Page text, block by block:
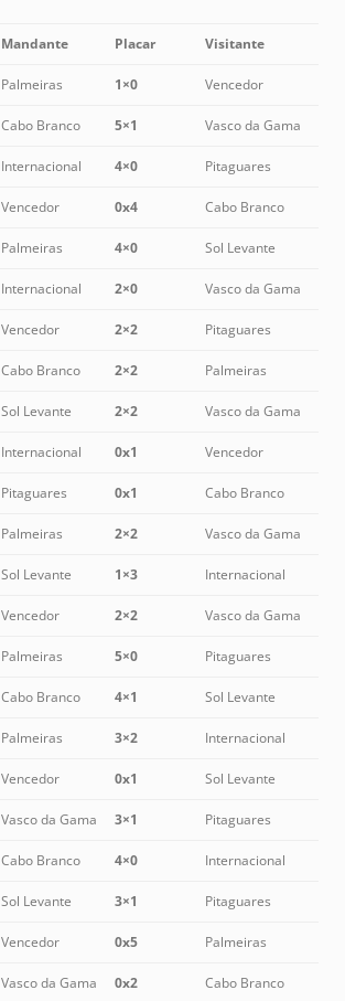
Mandante Placar Visitante
Palmeiras 1×0 Vencedor
Cabo Branco 5×1 Vasco da Gama
Internacional 4×0 Pitaguares
Vencedor 0x4 Cabo Branco
Palmeiras 4×0 Sol Levante
Internacional 2×0 Vasco da Gama
Vencedor 2×2 Pitaguares
Cabo Branco 2×2 Palmeiras
Sol Levante 2×2 Vasco da Gama
Internacional 0x1 Vencedor
Pitaguares 0x1 Cabo Branco
Palmeiras 2×2 Vasco da Gama
Sol Levante 1×3 Internacional
Vencedor 2×2 Vasco da Gama
Palmeiras 5×0 Pitaguares
Cabo Branco 4×1 Sol Levante
Palmeiras 3×2 Internacional
Vencedor 0x1 Sol Levante
Vasco da Gama 3×1 Pitaguares
Cabo Branco 4×0 Internacional
Sol Levante 3×1 Pitaguares
Vencedor 0x5 Palmeiras
Vasco da Gama 0x2 Cabo Branco